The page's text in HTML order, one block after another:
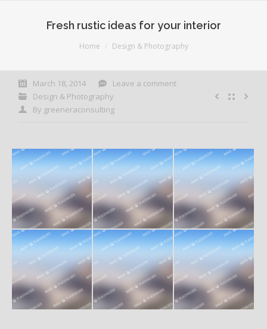
Fresh rustic ideas for your interior
Home Design & Photography
March 18, 2014
Leave a comment
Design & Photography
By greeneraconsulting